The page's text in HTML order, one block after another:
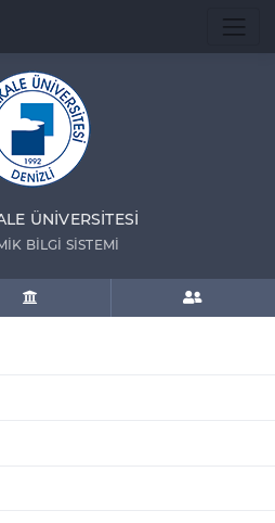
ÜNIVERSITESI
BILGI SISTEMI